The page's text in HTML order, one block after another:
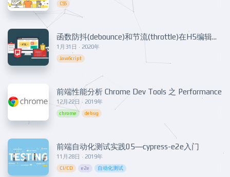
CSS
1月31日 · 2020年
函数防抖(debounce)和节流(throttle)在H5编辑器项目中的应用
JavaScript
12月22日 · 2019年
前端性能分析 Chrome Dev Tools 之 Performance
chrome debug
11月28日 · 2019年
前端自动化测试实践05—cypress-e2e入门
CI/CD e2e 自动化测试